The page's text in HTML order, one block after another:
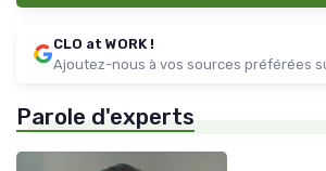
CLO at WORK !
Ajoutez-nous à vos sources préférées
Parole d'experts